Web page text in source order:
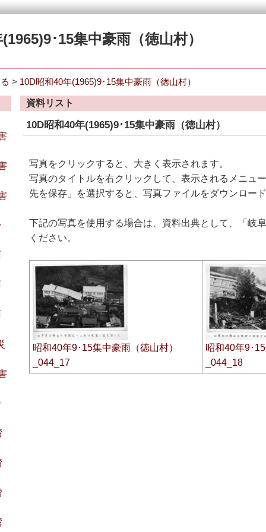
･15集中豪雨（徳山村）
> 10D昭和40年(1965)9･15集中豪雨（徳山村）
資料リスト
10D昭和40年(1965)9･15集中豪雨（徳山村）
写真をクリックすると、大きく表示されます。
写真のタイトルを右クリックして、表示されるメニュ
先を保存」を選択すると、写真ファイルをダウンロー
下記の写真を使用する場合は、資料出典として、「岐
ください。
昭和40年9･15集中豪雨（徳山村）
_044_17
昭和40年9･
_044_18